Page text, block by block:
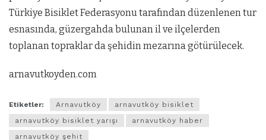
Türkiye Bisiklet Federasyonu tarafından düzenlenen tur
esnasında, güzergahda bulunan il ve ilçelerden
toplanan topraklar da şehidin mezarına götürülecek.
arnavutkoyden.com
Etiketler: Arnavutköy
arnavutköy bisiklet
arnavutköy bisiklet yarışı
arnavutköy haber
arnavutköy şehit